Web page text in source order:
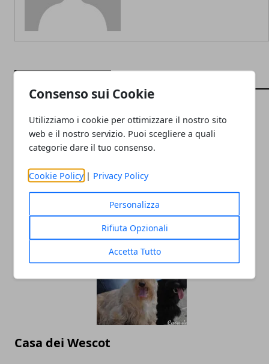
Consenso sui Cookie
Utilizziamo i cookie per ottimizzare il nostro sito
web e il nostro servizio. Puoi scegliere a quali
categorie dare il tuo consenso.
Cookie Policy | Privacy Policy
Personalizza
Rifiuta Opzionali
Accetta Tutto
Waterworld Son's
Casa dei Wescot